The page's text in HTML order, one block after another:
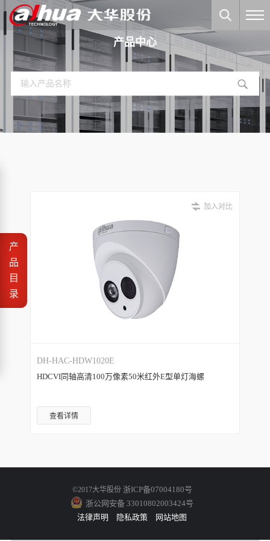
产品中心
产
品
目
录
加入对比
DH-HAC-HDW1020E
HDCVI同轴高清100万像素50米红外E型单灯海螺
查看详情
©2017大华股份 浙ICP备07004180号
浙公网安备 33010802003424号
法律声明
隐私政策 网站地图